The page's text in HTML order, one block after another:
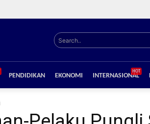
Search..
PENDIDIKAN EKONOMI INTERNASIONAL
HOT